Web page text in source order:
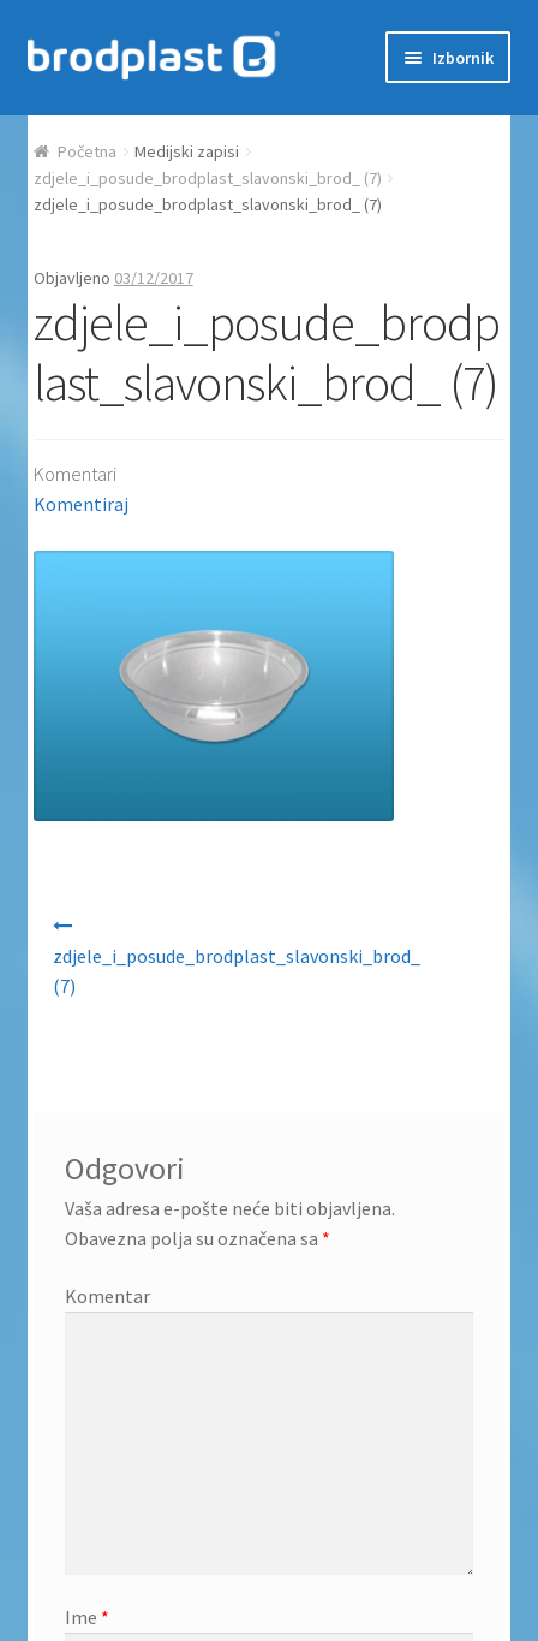
Preskoči na navigaciju
Skoči do sadržaja Izbornik
Početna
Auction Dashboard
Košarica
Moj račun
Proizvodi
Uvjeti poslovanja
Uvjeti poslovanja
Zaštita privatnosti
Zaštita privatnosti i uvjeti poslovanja
Početna
Medijski zapisi
zdjele_i_posude_brodplast_slavonski_brod_ (7)
zdjele_i_posude_brodplast_slavonski_brod_ (7)
Objavljeno 03/12/2017
zdjele_i_posude_brodp
last_slavonski_brod_ (7)
Komentari
Komentiraj
zdjele_i_posude_brodplast_slavonski_brod_
(7)
Odgovori
Vaša adresa e-pošte neće biti objavljena.
Obavezna polja su označena sa *
Komentar
Ime *